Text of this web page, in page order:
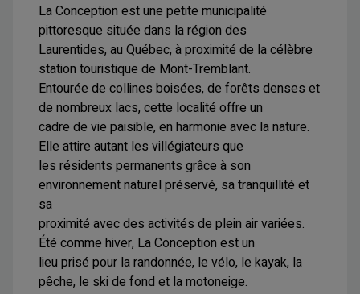
La Conception est une petite municipalité
pittoresque située dans la région des
Laurentides, au Québec, à proximité de la célèbre
station touristique de Mont-Tremblant.
Entourée de collines boisées, de forêts denses et
de nombreux lacs, cette localité offre un
cadre de vie paisible, en harmonie avec la nature.
Elle attire autant les villégiateurs que
les résidents permanents grâce à son
environnement naturel préservé, sa tranquillité et
sa
proximité avec des activités de plein air variées.
Été comme hiver, La Conception est un
lieu prisé pour la randonnée, le vélo, le kayak, la
pêche, le ski de fond et la motoneige.